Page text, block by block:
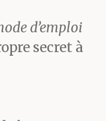
d’emploi
secret à